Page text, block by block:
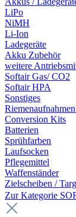
LiPo
NiMH
Li-Ion
Ladegeräte
Akku Zubehör
weitere
Softair Gas/ CO2
Softair HPA
Sonstiges
Conversion Kits
Batterien
Sprühfarben
Laufsocken
Pflegemittel
Waffenständer
Zielscheiben /
Zur Kategorie